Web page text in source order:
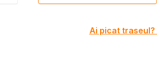
Ai picat